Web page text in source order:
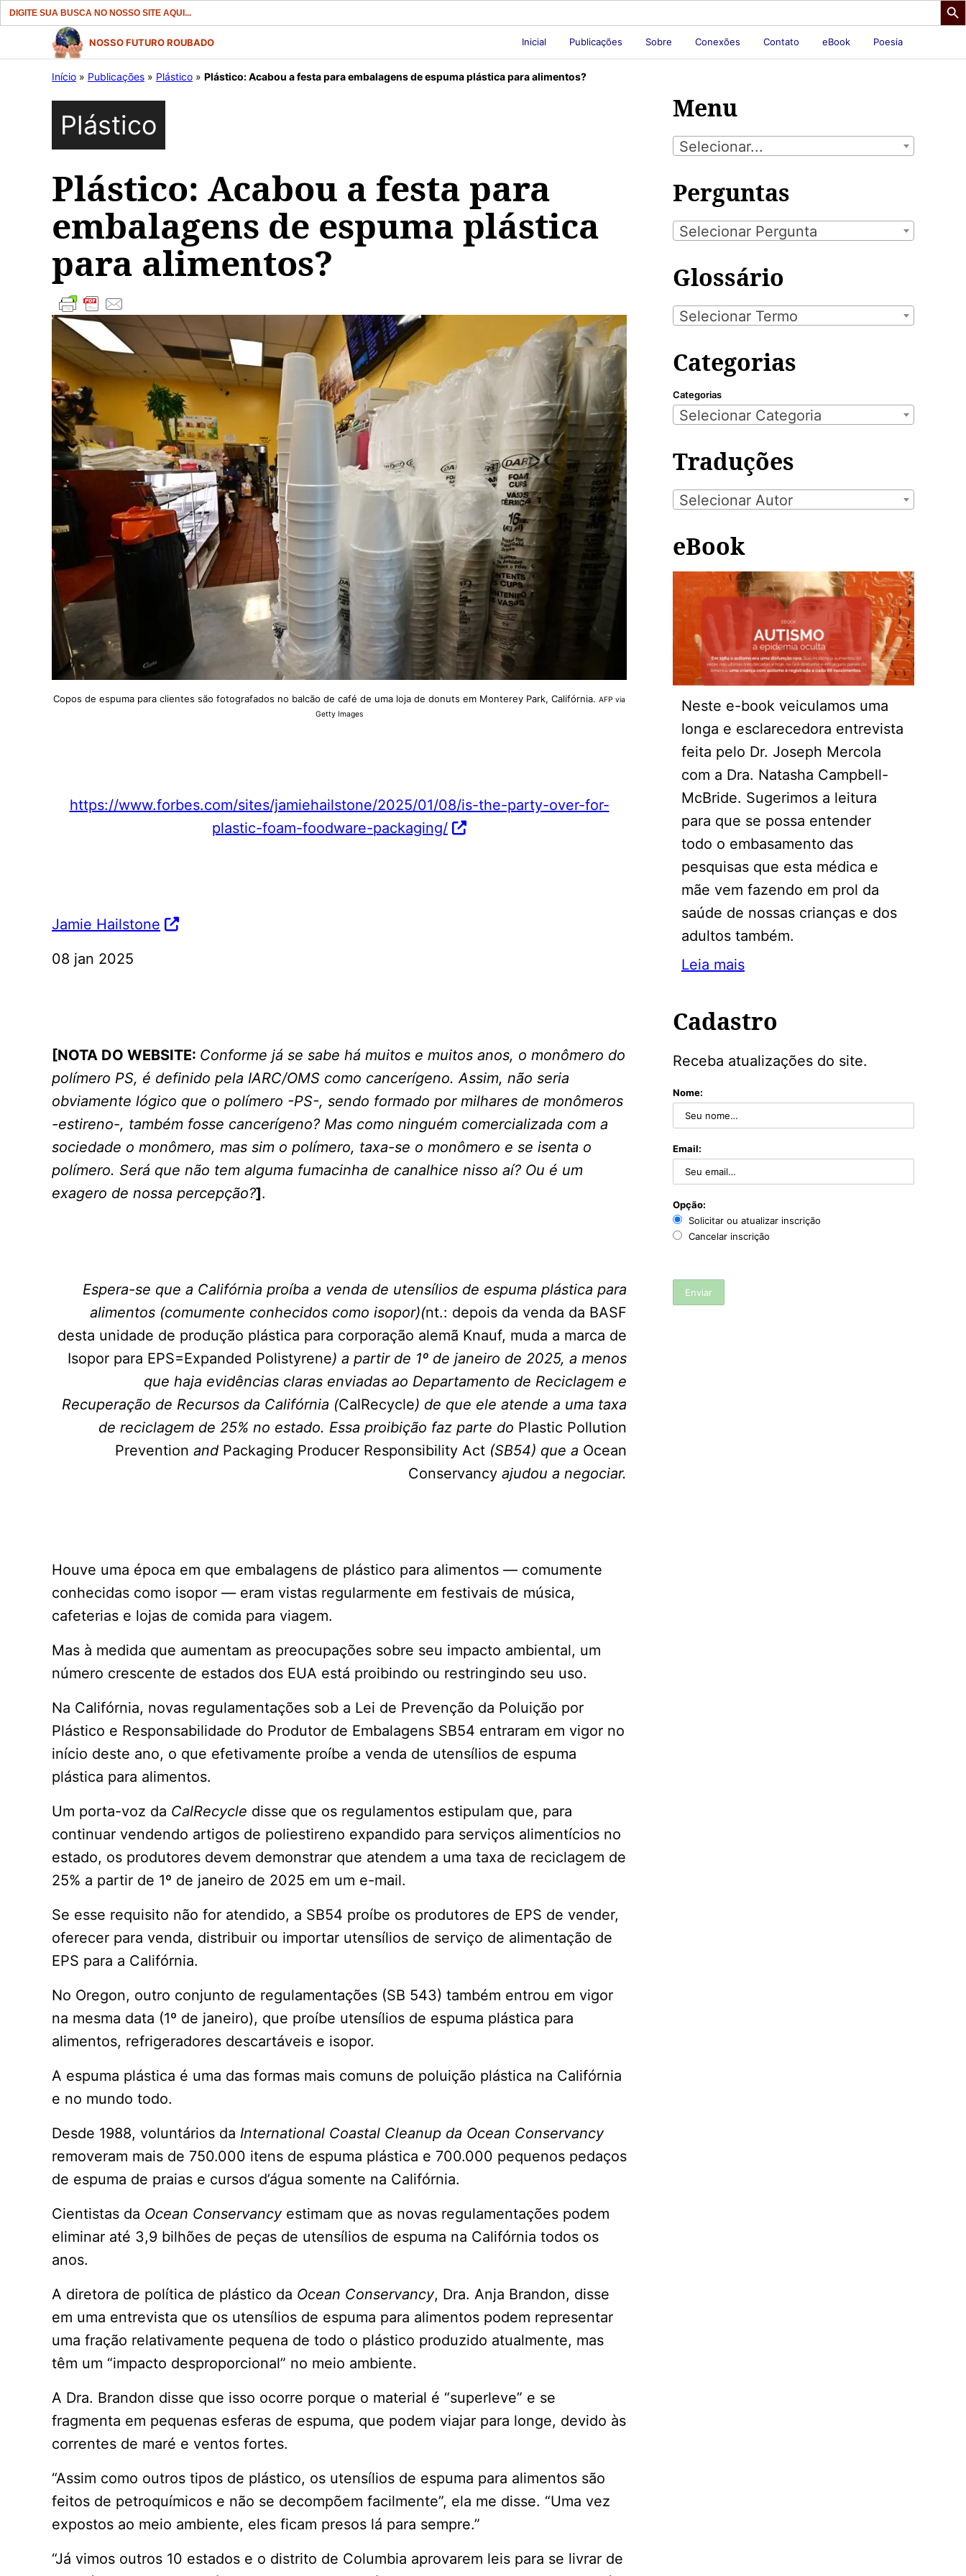
Search
for:
conteúdo
NOSSO FUTURO ROUBADO Inicial Publicações Sobre Conexões Contato eBook Poesia
Início » Publicações » Plástico » Plástico: Acabou a festa para embalagens de espuma plástica para alimentos?
Plástico
Plástico: Acabou a festa para
embalagens de espuma plástica
para alimentos?
Copos de espuma para clientes são fotografados no balcão de café de uma loja de donuts em Monterey Park, Califórnia. AFP via
Getty Images
https://www.forbes.com/sites/jamiehailstone/2025/01/08/is-the-party-over-for-
plastic-foam-foodware-packaging/
Jamie Hailstone
08 jan 2025
[NOTA DO WEBSITE: Conforme já se sabe há muitos e muitos anos, o monômero do
polímero PS, é definido pela IARC/OMS como cancerígeno. Assim, não seria
obviamente lógico que o polímero -PS-, sendo formado por milhares de monômeros
-estireno-, também fosse cancerígeno? Mas como ninguém comercializada com a
sociedade o monômero, mas sim o polímero, taxa-se o monômero e se isenta o
polímero. Será que não tem alguma fumacinha de canalhice nisso aí? Ou é um
exagero de nossa percepção?].
Espera-se que a Califórnia proíba a venda de utensílios de espuma plástica para
alimentos (comumente conhecidos como isopor)(nt.: depois da venda da BASF
desta unidade de produção plástica para corporação alemã Knauf, muda a marca de
Isopor para EPS=Expanded Polistyrene) a partir de 1º de janeiro de 2025, a menos
que haja evidências claras enviadas ao Departamento de Reciclagem e
Recuperação de Recursos da Califórnia (CalRecycle) de que ele atende a uma taxa
de reciclagem de 25% no estado. Essa proibição faz parte do Plastic Pollution
Prevention and Packaging Producer Responsibility Act (SB54) que a Ocean
Conservancy ajudou a negociar.
Houve uma época em que embalagens de plástico para alimentos — comumente
conhecidas como isopor — eram vistas regularmente em festivais de música,
cafeterias e lojas de comida para viagem.
Mas à medida que aumentam as preocupações sobre seu impacto ambiental, um
número crescente de estados dos EUA está proibindo ou restringindo seu uso.
Na Califórnia, novas regulamentações sob a Lei de Prevenção da Poluição por
Plástico e Responsabilidade do Produtor de Embalagens SB54 entraram em vigor no
início deste ano, o que efetivamente proíbe a venda de utensílios de espuma
plástica para alimentos.
Um porta-voz da CalRecycle disse que os regulamentos estipulam que, para
continuar vendendo artigos de poliestireno expandido para serviços alimentícios no
estado, os produtores devem demonstrar que atendem a uma taxa de reciclagem de
25% a partir de 1º de janeiro de 2025 em um e-mail.
Se esse requisito não for atendido, a SB54 proíbe os produtores de EPS de vender,
oferecer para venda, distribuir ou importar utensílios de serviço de alimentação de
EPS para a Califórnia.
No Oregon, outro conjunto de regulamentações (SB 543) também entrou em vigor
na mesma data (1º de janeiro), que proíbe utensílios de espuma plástica para
alimentos, refrigeradores descartáveis ​​e isopor.
A espuma plástica é uma das formas mais comuns de poluição plástica na Califórnia
e no mundo todo.
Desde 1988, voluntários da International Coastal Cleanup da Ocean Conservancy
removeram mais de 750.000 itens de espuma plástica e 700.000 pequenos pedaços
de espuma de praias e cursos d’água somente na Califórnia.
Cientistas da Ocean Conservancyestimam que as novas regulamentações podem
eliminar até 3,9 bilhões de peças de utensílios de espuma na Califórnia todos os
anos.
A diretora de política de plástico da Ocean Conservancy, Dra. Anja Brandon, disse
em uma entrevista que os utensílios de espuma para alimentos podem representar
uma fração relativamente pequena de todo o plástico produzido atualmente, mas
têm um “impacto desproporcional” no meio ambiente.
A Dra. Brandon disse que isso ocorre porque o material é “superleve” e se
fragmenta em pequenas esferas de espuma, que podem viajar para longe, devido às
correntes de maré e ventos fortes.
“Assim como outros tipos de plástico, os utensílios de espuma para alimentos são
feitos de petroquímicos e não se decompõem facilmente”, ela me disse. “Uma vez
expostos ao meio ambiente, eles ficam presos lá para sempre.”
“Já vimos outros 10 estados e o distrito de Columbia aprovarem leis para se livrar de
Menu
Selecionar...
Perguntas
Selecionar Pergunta
Glossário
Selecionar Termo
Categorias
Categorias
Selecionar Categoria
Traduções
Selecionar Autor
eBook
Neste e-book veiculamos uma
longa e esclarecedora entrevista
feita pelo Dr. Joseph Mercola
com a Dra. Natasha Campbell-
McBride. Sugerimos a leitura
para que se possa entender
todo o embasamento das
pesquisas que esta médica e
mãe vem fazendo em prol da
saúde de nossas crianças e dos
adultos também.
Leia mais
Cadastro
Receba atualizações do site.
Nome:
Email:
Opção:
Solicitar ou atualizar inscrição
Cancelar inscrição